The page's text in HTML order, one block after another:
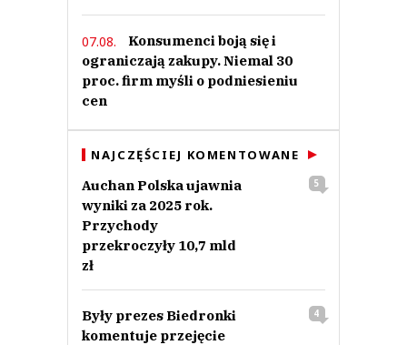
07.08.
Konsumenci boją się i
ograniczają zakupy. Niemal 30
proc. firm myśli o podniesieniu
cen
NAJCZĘŚCIEJ KOMENTOWANE
Auchan Polska ujawnia
wyniki za 2025 rok.
Przychody
przekroczyły 10,7 mld
zł
5
Były prezes Biedronki
komentuje przejęcie
4